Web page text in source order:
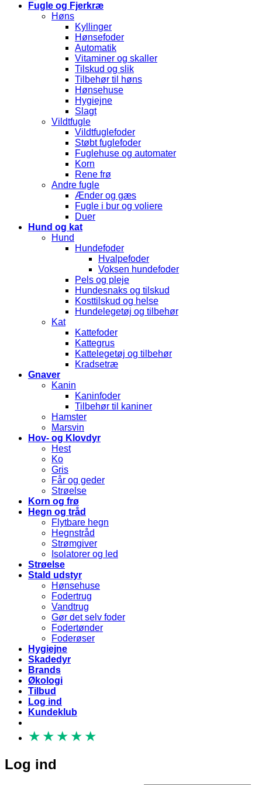
Fugle og Fjerkræ
Høns
Kyllinger
Hønsefoder
Automatik
Vitaminer og skaller
Tilskud og slik
Tilbehør til høns
Hønsehuse
Hygiejne
Slagt
Vildtfugle
Vildtfuglefoder
Støbt fuglefoder
Fuglehuse og automater
Korn
Rene frø
Andre fugle
Ænder og gæs
Fugle i bur og voliere
Duer
Hund og kat
Hund
Hundefoder
Hvalpefoder
Voksen hundefoder
Pels og pleje
Hundesnaks og tilskud
Kosttilskud og helse
Hundelegetøj og tilbehør
Kat
Kattefoder
Kattegrus
Kattelegetøj og tilbehør
Kradsetræ
Gnaver
Kanin
Kaninfoder
Tilbehør til kaniner
Hamster
Marsvin
Hov- og Klovdyr
Hest
Ko
Gris
Får og geder
Strøelse
Korn og frø
Hegn og tråd
Flytbare hegn
Hegnstråd
Strømgiver
Isolatorer og led
Strøelse
Stald udstyr
Hønsehuse
Fodertrug
Vandtrug
Gør det selv foder
Fodertønder
Foderøser
Hygiejne
Skadedyr
Brands
Økologi
Tilbud
Log ind
Kundeklub
★ ★ ★ ★ ★
Log ind